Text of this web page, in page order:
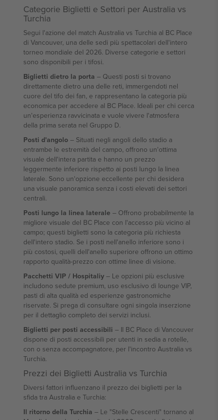
Categorie Biglietti e Settori per Australia vs
Turchia
Segui l'azione del match Australia vs Turchia al BC Place
di Vancouver, una delle sedi più spettacolari dell'intero
torneo mondiale del 2026. Diverse categorie e settori
sono disponibili per i tifosi.
Biglietti dietro la porta – Questi posti si trovano
direttamente dietro una delle reti, immergendoti nel
cuore del tifo dei fan, e rappresentano la categoria più
economica per accedere al BC Place. Ideali per chi cerca
un'esperienza ravvicinata e vuole vivere l'atmosfera
della prima serata nel Gruppo D.
Posti d'angolo – Situati negli angoli dello stadio a
entrambe le estremità del campo, offrono un'ottima
visuale dell'intera partita e hanno un prezzo
leggermente inferiore rispetto ai posti lungo la linea
laterale. Sono un'opzione eccellente per chi desidera
una visuale panoramica senza i costi elevati dei settori
centrali.
Posti lungo la linea laterale – Offrono probabilmente la
migliore visuale del BC Place con l'accesso più vicino al
campo; questi biglietti sono la categoria più richiesta
dell'intero stadio. Se i posti nell'anello inferiore sono i
più costosi, quelli dell'anello superiore offrono un ottimo
rapporto qualità-prezzo con ottime linee di visione.
Pacchetti VIP / Hospitaliy – Le opzioni più esclusive
includono sedute premium, uso esclusivo di lounge VIP,
pasti di alta qualità ed esperienze gastronomiche
riservate. Si prega di consultare ogni singola inserzione
per il dettaglio completo dei servizi inclusi.
Biglietti per posti accessibili – Il BC Place di Vancouver
dispone di posti accessibili per utenti in sedia a rotelle,
con o senza accompagnatore, per l'incontro Australia vs
Turchia.
Prezzi dei Biglietti Australia vs Turchia
Diversi fattori influenzano il prezzo dei biglietti per la
sfida tra Australia e Turchia:
Il ritorno della Turchia – Le "Stelle Crescenti" tornano al